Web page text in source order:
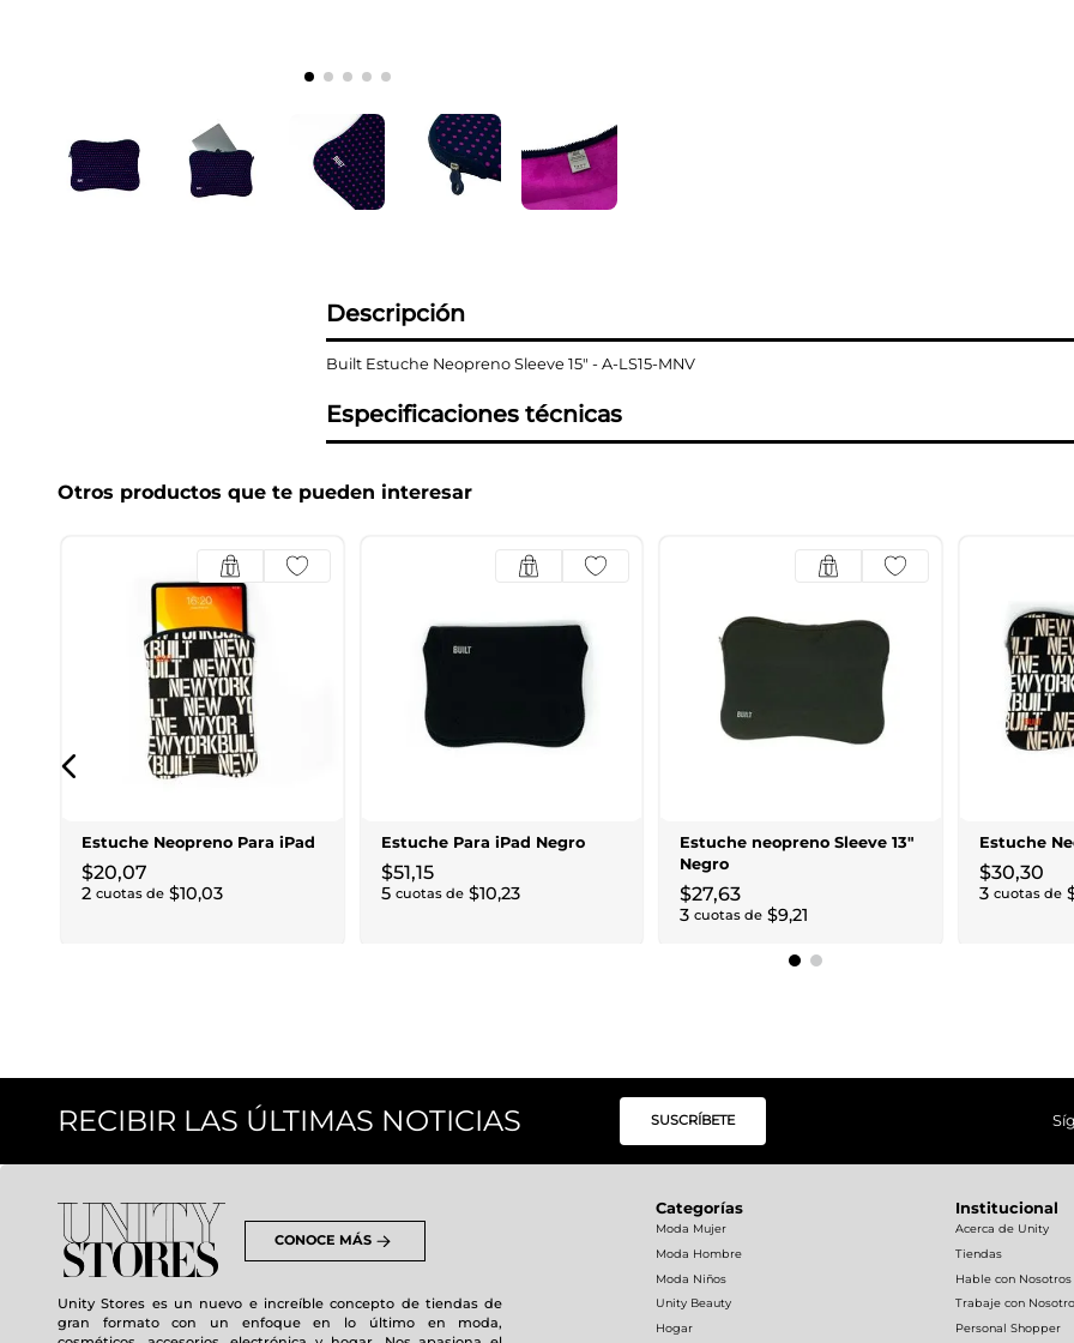
Descripción
Built Estuche Neopreno Sleeve 15" - A-LS15-MNV
Especificaciones técnicas
Otros productos que te pueden interesar
Estuche Neopreno Para iPad
$20,07
2 cuotas de $10,03
Estuche Para iPad Negro
$51,15
5 cuotas de $10,23
Estuche neopreno Sleeve 13"
Negro
$27,63
3 cuotas de $9,21
Estuche
$30,30
3 cuotas de
RECIBIR LAS ÚLTIMAS NOTICIAS SUSCRÍBETE
CONOCE MÁS
Unity Stores es un nuevo e increíble concepto de tiendas de
gran formato con un enfoque en lo último en moda,
Categorías
Moda Mujer
Moda Hombre
Moda Niños
Unity Beauty
Hogar
Institucional
Acerca de Unity
Tiendas
Hable con Nosotros
Trabaje con
Personal Shopper